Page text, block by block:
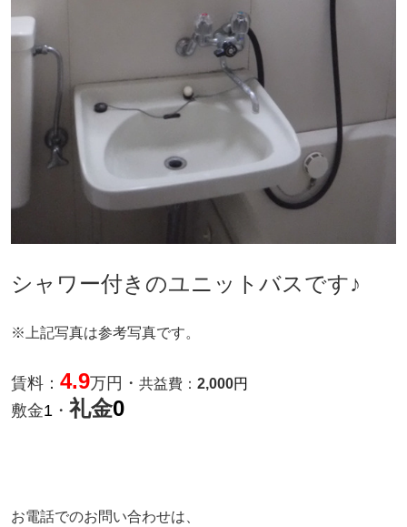
シャワー付きのユニットバスです♪
※上記写真は参考写真です。
賃料： 4.9万円・ 共益費： 2,000円
敷金1・ 礼金0
お電話でのお問い合わせは、